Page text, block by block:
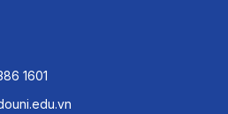
1601